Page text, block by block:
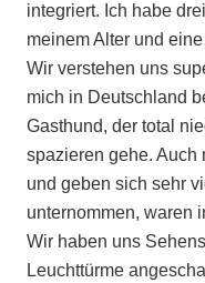
integriert. Ich habe
meinem Alter und
Wir verstehen uns
mich in Deutschland
Gasthund, der total
spazieren gehe. Auch
und geben sich sehr
unternommen, waren
Wir haben uns
Leuchttürme